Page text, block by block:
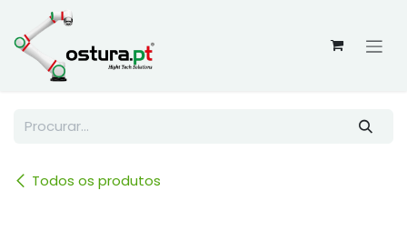
Skip to Content
Todos os produtos